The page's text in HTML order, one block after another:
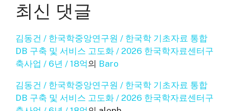
최신 댓글
김동건 / 한국학중앙연구원 / 한국학 기초자료 통합
DB 구축 및 서비스 고도화 / 2026 한국학자료센터구
축사업 / 6년 / 18억의 Baro
김동건 / 한국학중앙연구원 / 한국학 기초자료 통합
DB 구축 및 서비스 고도화 / 2026 한국학자료센터구